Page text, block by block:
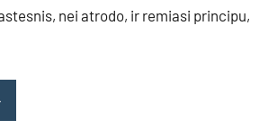
nei atrodo, ir remiasi principu,